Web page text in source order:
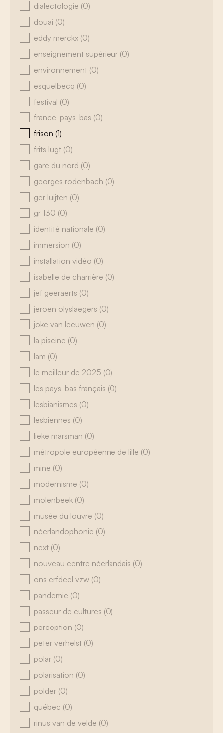
dialectologie (0)
douai (0)
eddy merckx (0)
enseignement supérieur (0)
environnement (0)
esquelbecq (0)
festival (0)
france-pays-bas (0)
frison (1)
frits lugt (0)
gare du nord (0)
georges rodenbach (0)
ger luijten (0)
gr 130 (0)
identité nationale (0)
immersion (0)
installation vidéo (0)
isabelle de charrière (0)
jef geeraerts (0)
jeroen olyslaegers (0)
joke van leeuwen (0)
la piscine (0)
lam (0)
le meilleur de 2025 (0)
les pays-bas français (0)
lesbianismes (0)
lesbiennes (0)
lieke marsman (0)
métropole européenne de lille (0)
mine (0)
modernisme (0)
molenbeek (0)
musée du louvre (0)
néerlandophonie (0)
next (0)
nouveau centre néerlandais (0)
ons erfdeel vzw (0)
pandemie (0)
passeur de cultures (0)
perception (0)
peter verhelst (0)
polar (0)
polarisation (0)
polder (0)
québec (0)
rinus van de velde (0)